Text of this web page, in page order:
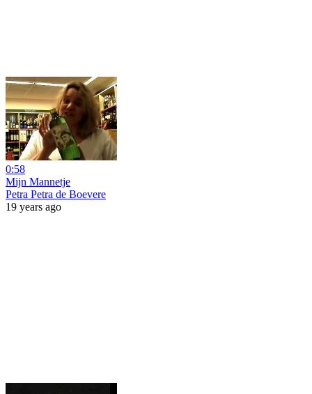
0:58
Mijn Mannetje
Petra Petra de Boevere
19 years ago